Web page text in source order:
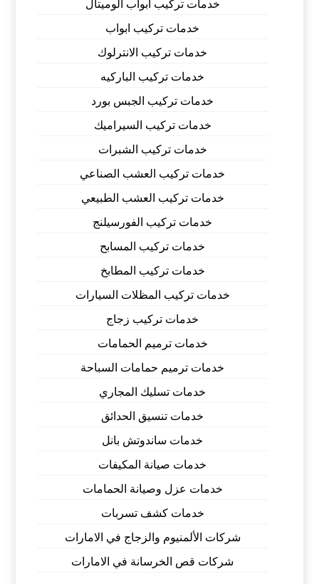
خدمات تركيب أبواب الوميتال
خدمات تركيب ابواب
خدمات تركيب الانترلوك
خدمات تركيب الباركيه
خدمات تركيب الجبس بورد
خدمات تركيب السيراميك
خدمات تركيب الشبرات
خدمات تركيب العشب الصناعي
خدمات تركيب العشب الطبيعي
خدمات تركيب الفورسيلنج
خدمات تركيب المسابح
خدمات تركيب المطابخ
خدمات تركيب المظلات السيارات
خدمات تركيب زجاج
خدمات ترميم الحمامات
خدمات ترميم حمامات السباحة
خدمات تسليك المجاري
خدمات تنسيق الحدائق
خدمات ساندوتش بانل
خدمات صيانة المكيفات
خدمات عزل وصيانة الحمامات
خدمات كشف تسربات
شركات الألمنيوم والزجاج في الامارات
شركات قص الخرسانة في الامارات